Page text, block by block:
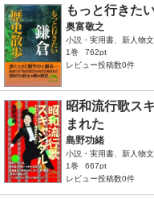
もっと行きた
奥富敬之
小説・実用書、新人物
1巻
762pt
レビュー投稿数0件
昭和流行歌ス
まれた
島野功緒
小説・実用書、新人物
1巻
667pt
レビュー投稿数0件